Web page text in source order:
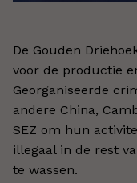
De Gouden
voor de productie
Georganiseerde
andere China,
SEZ om hun
illegaal in de rest
te wassen.